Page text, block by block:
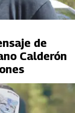
de
Calderón